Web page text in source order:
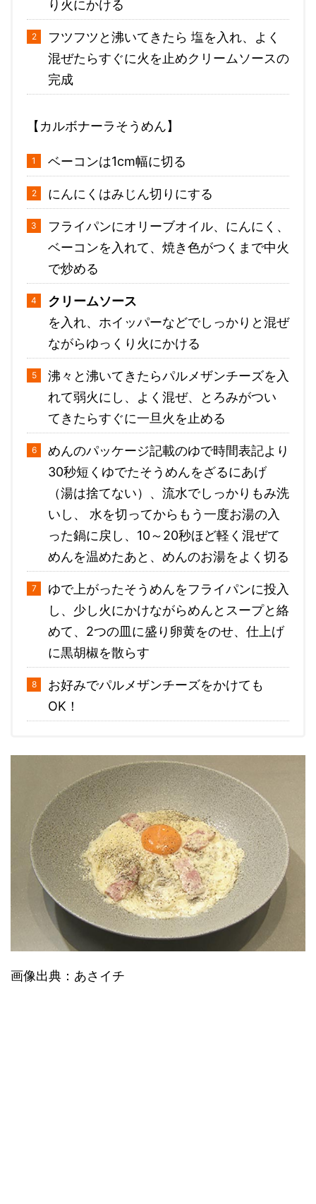
り火にかける
フツフツと沸いてきたら 塩を入れ、よく
混ぜたらすぐに火を止めクリームソースの
完成
【カルボナーラそうめん】
ベーコンは1cm幅に切る
にんにくはみじん切りにする
フライパンにオリーブオイル、にんにく、
ベーコンを入れて、焼き色がつくまで中火
で炒める
クリームソース
を入れ、ホイッパーなどでしっかりと混ぜ
ながらゆっくり火にかける
沸々と沸いてきたらパルメザンチーズを入
れて弱火にし、よく混ぜ、とろみがつい
てきたらすぐに一旦火を止める
めんのパッケージ記載のゆで時間表記より
30秒短くゆでたそうめんをざるにあげ
（湯は捨てない）、流水でしっかりもみ洗
いし、 水を切ってからもう一度お湯の入
った鍋に戻し、10～20秒ほど軽く混ぜて
めんを温めたあと、めんのお湯をよく切る
ゆで上がったそうめんをフライパンに投入
し、少し火にかけながらめんとスープと絡
めて、2つの皿に盛り卵黄をのせ、仕上げ
に黒胡椒を散らす
お好みでパルメザンチーズをかけても
OK！
画像出典：あさイチ